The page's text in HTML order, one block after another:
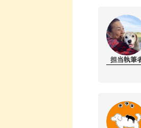
担当執筆